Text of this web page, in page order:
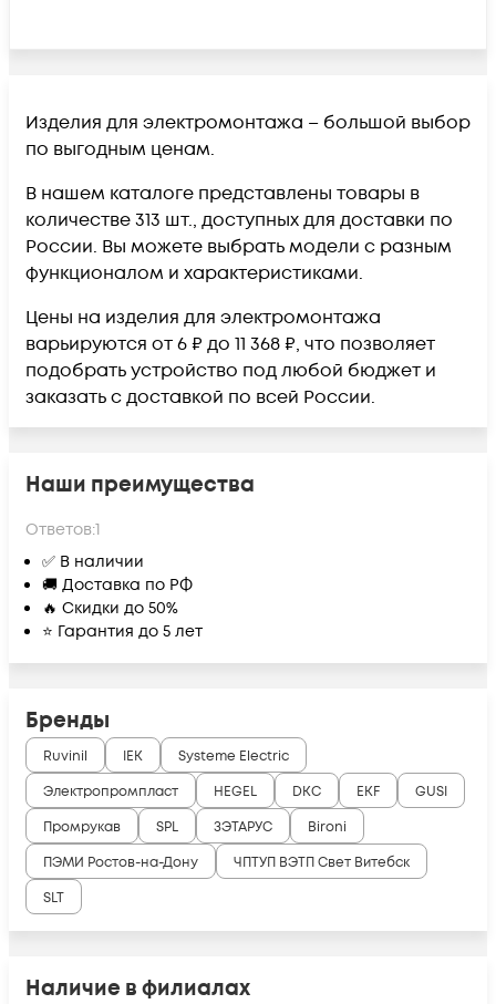
Изделия для электромонтажа – большой выбор
по выгодным ценам.
В нашем каталоге представлены товары в
количестве 313 шт., доступных для доставки по
России. Вы можете выбрать модели с разным
функционалом и характеристиками.
Цены на изделия для электромонтажа
варьируются от 6 ₽ до 11 368 ₽, что позволяет
подобрать устройство под любой бюджет и
заказать с доставкой по всей России.
Наши преимущества
Ответов:1
✅ В наличии
🚚 Доставка по РФ
🔥 Скидки до 50%
⭐ Гарантия до 5 лет
Бренды
Ruvinil IEK
Systeme Electric
Электропромпласт
HEGEL DKC EKF
GUSI
Промрукав
SPL ЗЭТАРУС
Bironi
ПЭМИ Ростов-на-Дону
ЧПТУП ВЭТП Свет Витебск
SLT
Наличие в филиалах